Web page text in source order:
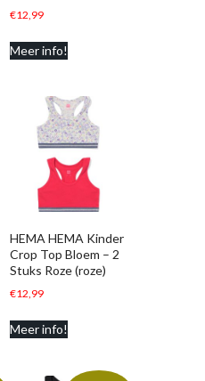
€12,99
Meer info!
HEMA HEMA Kinder
Crop Top Bloem – 2
Stuks Roze (roze)
€12,99
Meer info!